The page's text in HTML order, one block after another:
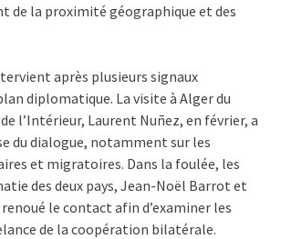
de la proximité géographique et des
après plusieurs signaux
diplomatique. La visite à Alger du
l’Intérieur, Laurent Nuñez, en février, a
du dialogue, notamment sur les
et migratoires. Dans la foulée, les
des deux pays, Jean-Noël Barrot et
le contact afin d’examiner les
de la coopération bilatérale.